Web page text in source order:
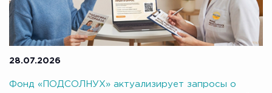
28.07.2026
Фонд «ПОДСОЛНУХ» актуализирует запросы о